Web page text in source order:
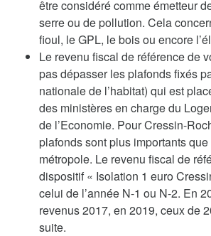
être considéré comme émetteur
serre ou de pollution. Cela
fioul, le GPL, le bois ou encore
Le revenu fiscal de référence de
pas dépasser les plafonds fixés
nationale de l’habitat) qui est
des ministères en charge du
de l’Economie. Pour Cressin-
plafonds sont plus importants
métropole. Le revenu fiscal de
dispositif « Isolation 1 euro
celui de l’année N-1 ou N-2. En
revenus 2017, en 2019, ceux de
suite.